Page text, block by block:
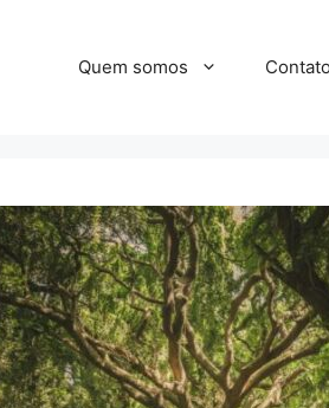
Quem somos Contato